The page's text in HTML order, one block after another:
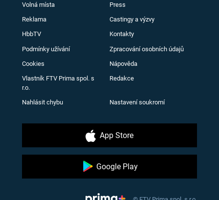
Volná místa Press
Reklama Castingy a výzvy
HbbTV Kontakty
Podmínky užívání Zpracování osobních údajů
Cookies Nápověda
Vlastník FTV Prima spol. s
r.o.
Redakce
Nahlásit chybu Nastavení soukromí
App Store
Google Play